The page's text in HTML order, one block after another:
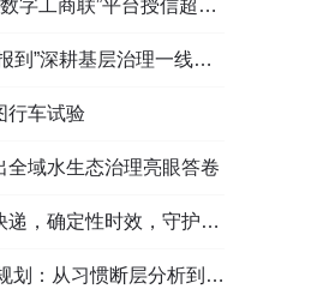
商联”平台授信超165亿元
”深耕基层治理一线观察
行车试验
全域水生态治理亮眼答卷
性时效，守护高端货品寄递
层分析到衔接课程选择的完整路径